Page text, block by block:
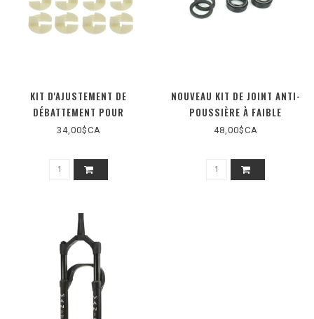
KIT D'AJUSTEMENT DE
DÉBATTEMENT POUR
MASTODON/MEZZER
34,00$CA
NOUVEAU KIT DE JOINT ANTI-
POUSSIÈRE À FAIBLE
FRICTION - MATTOC,
48,00$CA